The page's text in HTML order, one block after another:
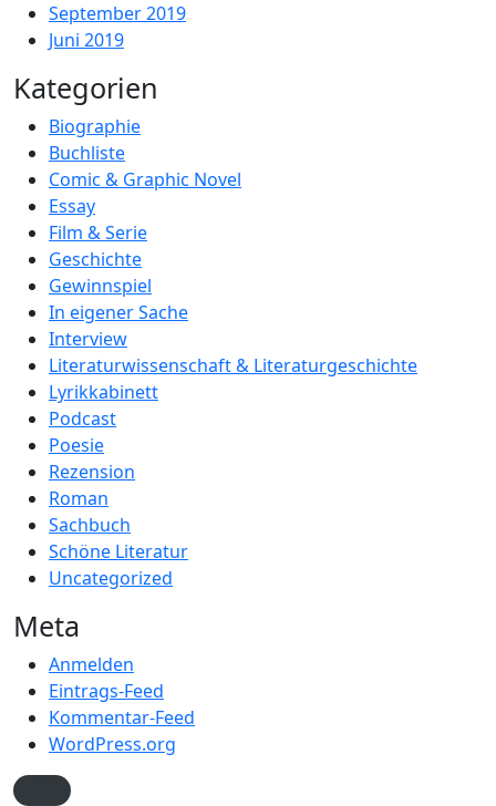
September 2019
Juni 2019
Kategorien
Biographie
Buchliste
Comic & Graphic Novel
Essay
Film & Serie
Geschichte
Gewinnspiel
In eigener Sache
Interview
Literaturwissenschaft & Literaturgeschichte
Lyrikkabinett
Podcast
Poesie
Rezension
Roman
Sachbuch
Schöne Literatur
Uncategorized
Meta
Anmelden
Eintrags-Feed
Kommentar-Feed
WordPress.org